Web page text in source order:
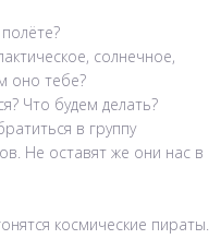
солнечное,
оно тебе?
Что будем делать?
в группу
Не оставят же они нас в
космические пираты.